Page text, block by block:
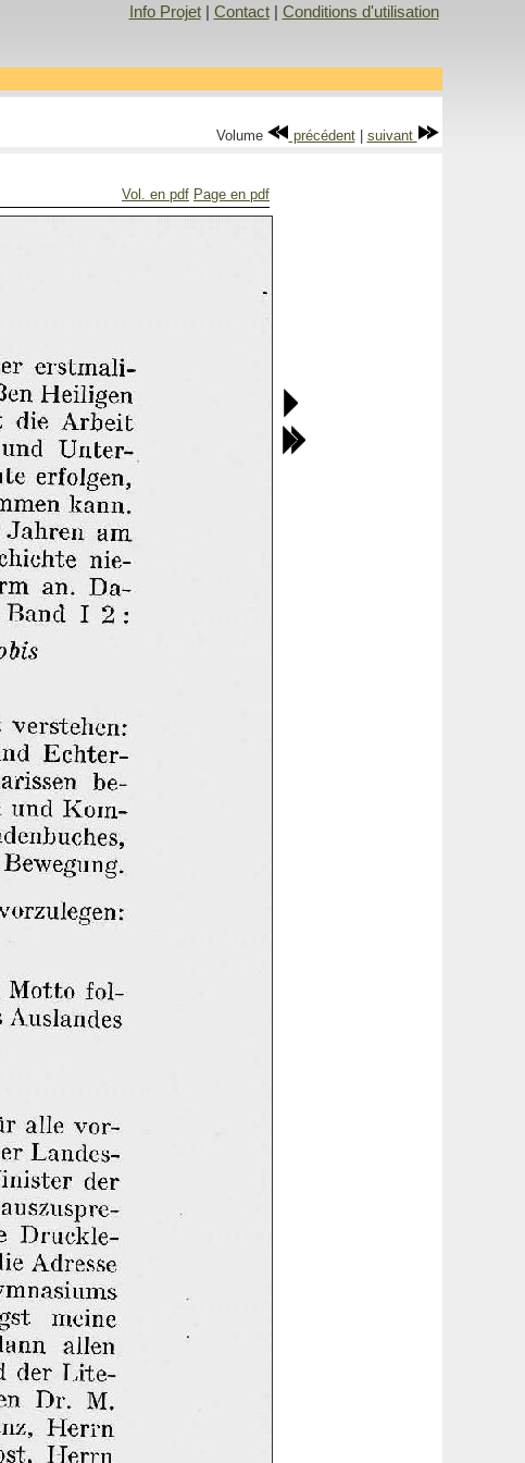
Info Projet| Contact| Conditions d'utilisation
Volume précédent| suivant
Vol. en pdf Page en pdf